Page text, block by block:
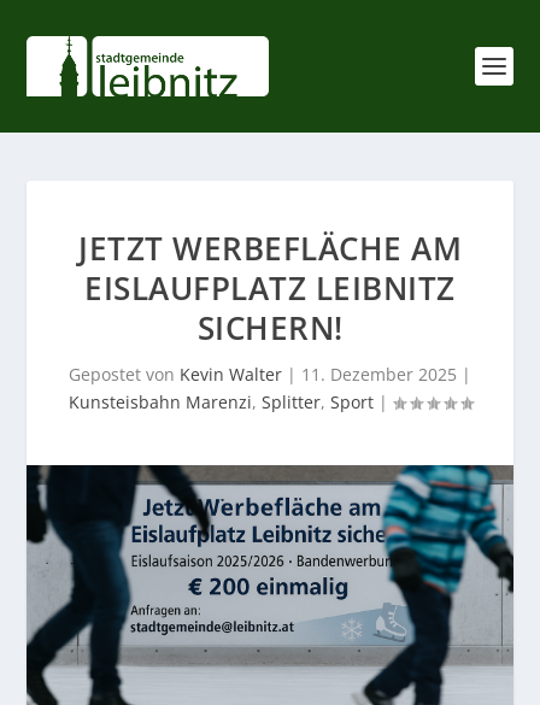
JETZT WERBEFLÄCHE AM
EISLAUFPLATZ LEIBNITZ
SICHERN!
Gepostet von Kevin Walter | 11. Dezember 2025 |
Kunsteisbahn Marenzi, Splitter, Sport|